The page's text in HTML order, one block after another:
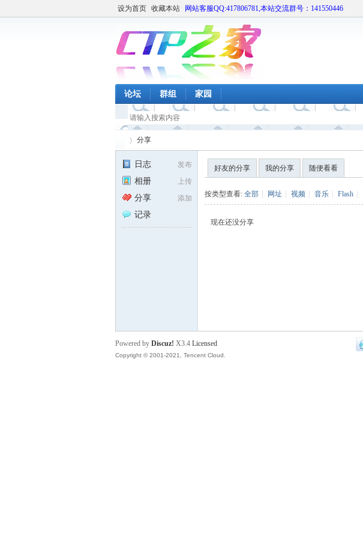
设为首页 收藏本站 网站客服QQ:417806781,本站交流群号：141550446
论坛 群组 家园
分享
发布
日志
上传
相册
添加
分享
记录
好友的分享 我的分享 随便看看
按类型查看: 全部 网址 视频 音乐 Flash
现在还没分享
Powered by Discuz! X3.4 Licensed
Copyright © 2001-2021, Tencent Cloud.